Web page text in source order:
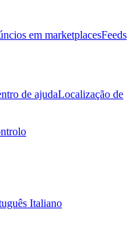
em marketplacesFeeds
de ajudaLocalização de
Italiano